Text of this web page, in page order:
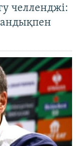
челленджі: